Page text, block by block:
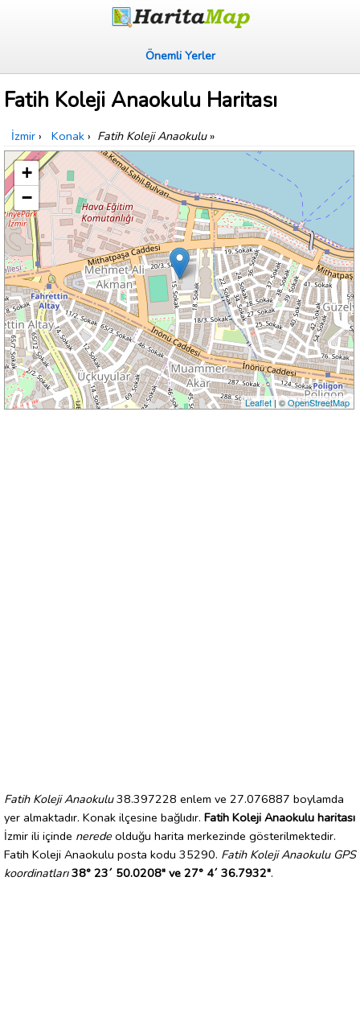
Önemli Yerler
Fatih Koleji Anaokulu Haritası
İzmir › Konak › Fatih Koleji Anaokulu»
+
−
Leaflet| ©OpenStreetMap
Fatih Koleji Anaokulu38.397228 enlem ve 27.076887 boylamda
yer almaktadır. Konak ilçesine bağlıdır. Fatih Koleji Anaokulu haritası
İzmir ili içinde nerede olduğu harita merkezinde gösterilmektedir.
Fatih Koleji Anaokulu posta kodu 35290. Fatih Koleji Anaokulu GPS
koordinatları 38° 23´ 50.0208" ve 27° 4´ 36.7932".